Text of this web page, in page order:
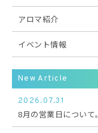
アロマ紹介
イベント情報
New Article
2026.07.31
8月の営業日について。